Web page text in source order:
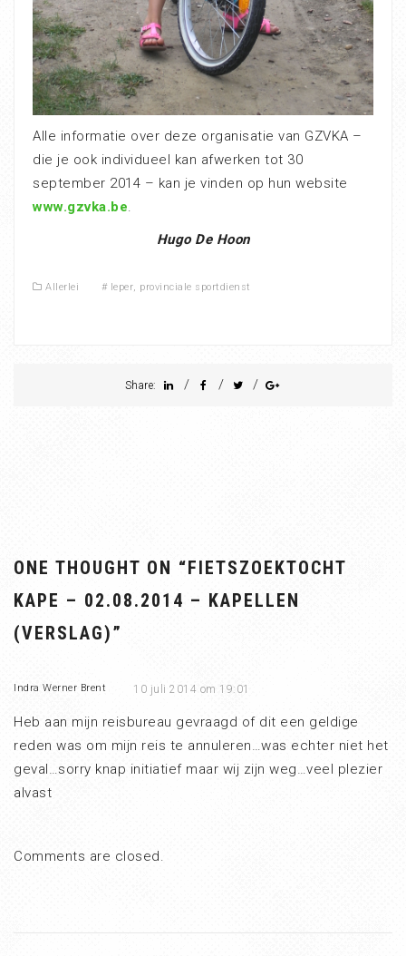
Alle informatie over deze organisatie van GZVKA –
die je ook individueel kan afwerken tot 30
september 2014 – kan je vinden op hun website
www.gzvka.be.
Hugo De Hoon
Allerlei # Ieper, provinciale sportdienst
Share: / / /
ONE THOUGHT ON “FIETSZOEKTOCHT
KAPE – 02.08.2014 – KAPELLEN
(VERSLAG)”
Indra Werner Brent 10 juli 2014 om 19:01
Heb aan mijn reisbureau gevraagd of dit een geldige
reden was om mijn reis te annuleren…was echter niet het
geval…sorry knap initiatief maar wij zijn weg…veel plezier
alvast
Comments are closed.